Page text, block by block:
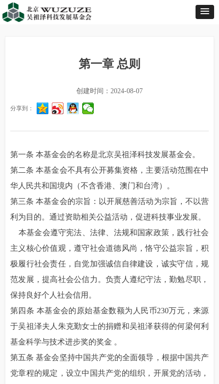
第一条 本基金会的名称是北京吴祖泽科技发展基金会。
第二条 本基金会不具有公开募集资格，主要活动范围在中
华人民共和国境内（不含香港、澳门和台湾）。
第三条 本基金会的宗旨：以开展慈善活动为宗旨，不以营
利为目的。通过资助相关公益活动，促进科技事业发展。
本基金会遵守宪法、法律、法规和国家政策，践行社会
主义核心价值观，遵守社会道德风尚，恪守公益宗旨，积
极履行社会责任，自觉加强诚信自律建设，诚实守信，规
范发展，提高社会公信力。负责人遵纪守法，勤勉尽职，
保持良好个人社会信用。
第四条 本基金会的原始基金数额为人民币230万元，来源
于吴祖泽夫人朱克勤女士的捐赠和吴祖泽获得的何梁何利
基金科学与技术进步奖的奖金 。
第五条 基金会坚持中国共产党的全面领导，根据中国共产
党章程的规定，设立中国共产党的组织，开展党的活动，
第一章 总则
创建时间： 2024-08-07
分享到：